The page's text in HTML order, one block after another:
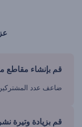
قم بإنشاء مقاطع
ضاعف عدد
قم بزيادة وتيرة